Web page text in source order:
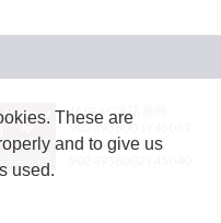
JASRAC許諾番号：
9024936001Y45037
JASRAC許諾番号：
These are
and to give us
used.